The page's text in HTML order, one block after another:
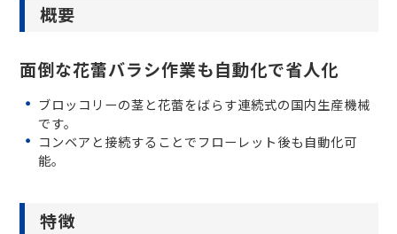
概要
面倒な花蕾バラシ作業も自動化で省人化
ブロッコリーの茎と花蕾をばらす連続式の国内生産機械
です。
コンベアと接続することでフローレット後も自動化可
能。
特徴